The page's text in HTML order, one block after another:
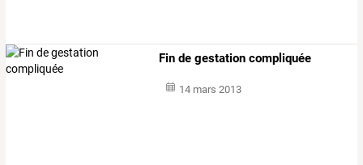
Fin de gestation compliquée
14 mars 2013